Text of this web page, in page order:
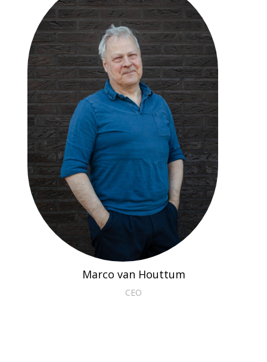
Marco van Houttum
CEO